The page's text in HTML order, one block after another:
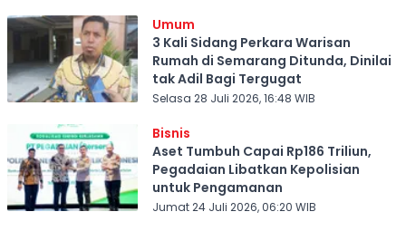
Umum
3 Kali Sidang Perkara Warisan
Rumah di Semarang Ditunda, Dinilai
tak Adil Bagi Tergugat
Selasa 28 Juli 2026, 16:48 WIB
Bisnis
Aset Tumbuh Capai Rp186 Triliun,
Pegadaian Libatkan Kepolisian
untuk Pengamanan
Jumat 24 Juli 2026, 06:20 WIB